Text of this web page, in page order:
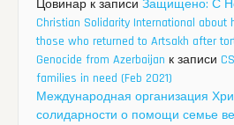
Цовинар к записи Защищено: С
Christian Solidarity International
those who returned to Artsakh after
Genocide from Azerbaijan к записи
families in need (Feb 2021)
Международная организация
солидарности о помощи семье